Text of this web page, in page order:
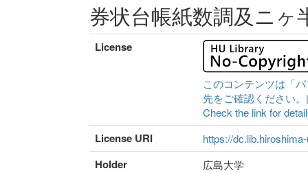
券状台帳紙数調及ニ
License
このコンテンツは「
先をご確認ください
Check the link for
License URI https://
Holder 広島大学